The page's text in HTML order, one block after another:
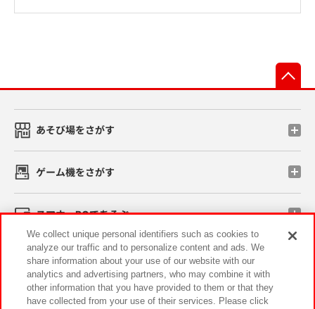
あそび場をさがす
ゲーム機をさがす
スマホ・PCであそぶ
イベント・キャンペーン
We collect unique personal identifiers such as cookies to
analyze our traffic and to personalize content and ads. We
share information about your use of our website with our
analytics and advertising partners, who may combine it with
other information that you have provided to them or that they
have collected from your use of their services. Please click